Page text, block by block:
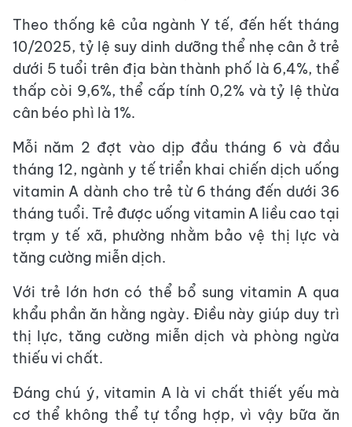
Theo thống kê của ngành Y tế, đến hết tháng
10/2025, tỷ lệ suy dinh dưỡng thể nhẹ cân ở trẻ
dưới 5 tuổi trên địa bàn thành phố là 6,4%, thể
thấp còi 9,6%, thể cấp tính 0,2% và tỷ lệ thừa
cân béo phì là 1%.
Mỗi năm 2 đợt vào dịp đầu tháng 6 và đầu
tháng 12, ngành y tế triển khai chiến dịch uống
vitamin A dành cho trẻ từ 6 tháng đến dưới 36
tháng tuổi. Trẻ được uống vitamin A liều cao tại
trạm y tế xã, phường nhằm bảo vệ thị lực và
tăng cường miễn dịch.
Với trẻ lớn hơn có thể bổ sung vitamin A qua
khẩu phần ăn hằng ngày. Điều này giúp duy trì
thị lực, tăng cường miễn dịch và phòng ngừa
thiếu vi chất.
Đáng chú ý, vitamin A là vi chất thiết yếu mà
cơ thể không thể tự tổng hợp, vì vậy bữa ăn